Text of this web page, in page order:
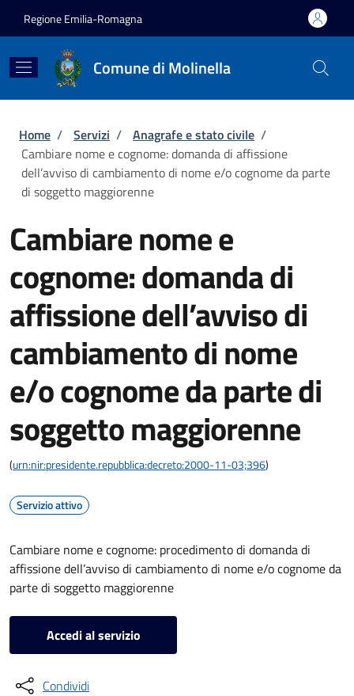
Regione Emilia-Romagna
Comune di Molinella
Briciole di pane
Home / Servizi / Anagrafe e stato civile /
Cambiare nome e cognome: domanda di affissione
dell’avviso di cambiamento di nome e/o cognome da parte
di soggetto maggiorenne
Cambiare nome e
cognome: domanda di
affissione dell’avviso di
cambiamento di nome
e/o cognome da parte di
soggetto maggiorenne
(urn:nir:presidente.repubblica:decreto:2000-11-03;396)
Servizio attivo
Cambiare nome e cognome: procedimento di domanda di
affissione dell’avviso di cambiamento di nome e/o cognome da
parte di soggetto maggiorenne
Accedi al servizio
Condividi